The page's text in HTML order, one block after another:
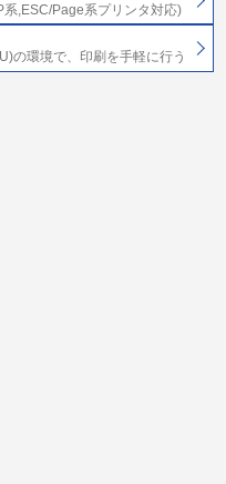
,ESC/Page系プリンタ対応)
の環境で、印刷を手軽に行う